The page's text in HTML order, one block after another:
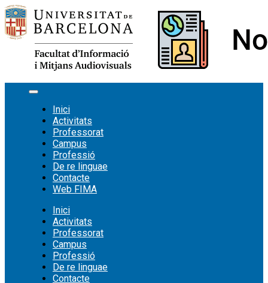
Vés
al
contingut
Inici
Activitats
Professorat
Campus
Professió
De re linguae
Contacte
Web FIMA
Inici
Activitats
Professorat
Campus
Professió
De re linguae
Contacte